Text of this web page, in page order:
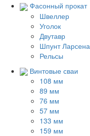
Фасонный прокат
Швеллер
Уголок
Двутавр
Шпунт Ларсена
Рельсы
Винтовые сваи
108 мм
89 мм
76 мм
57 мм
133 мм
159 мм